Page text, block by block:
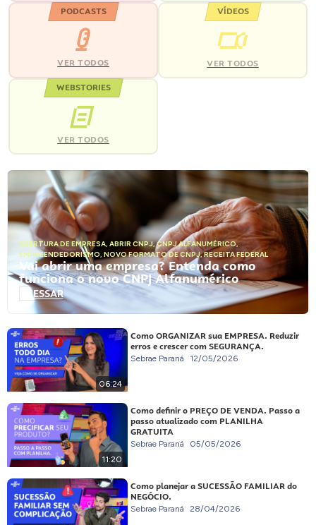
PODCASTS
VER TODOS
VÍDEOS
VER TODOS
WEBSTORIES
VER TODOS
ABERTURA DE EMPRESA, ABRIR CNPJ,CNPJ ALFANUMÉRICO,
EMPREENDEDORISMO, NOVO FORMATO DE CNPJ,RECEITA FEDERAL
Vai abrir uma empresa? Entenda como
funciona o novo CNPJ Alfanumérico
ACESSAR
06:24
Como ORGANIZAR sua EMPRESA. Reduzir
erros e crescer com SEGURANÇA.
Sebrae Paraná 12/05/2026
11:20
Como definir o PREÇO DE VENDA. Passo a
passo atualizado com PLANILHA
GRATUITA
Sebrae Paraná 05/05/2026
Como planejar a SUCESSÃO FAMILIAR do
NEGÓCIO.
Sebrae Paraná 28/04/2026